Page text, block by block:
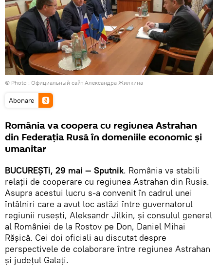
© Photo : Официальный сайт Александра Жилкина
Abonare
România va coopera cu regiunea Astrahan
din Federația Rusă în domeniile economic și
umanitar
BUCUREȘTi, 29 mai — Sputnik. România va stabili
relații de cooperare cu regiunea Astrahan din Rusia.
Asupra acestui lucru s-a convenit în cadrul unei
întâlniri care a avut loc astăzi între guvernatorul
regiunii rusești, Aleksandr Jilkin, și consulul general
al României de la Rostov pe Don, Daniel Mihai
Rășică. Cei doi oficiali au discutat despre
perspectivele de colaborare între regiunea Astrahan
și județul Galați.